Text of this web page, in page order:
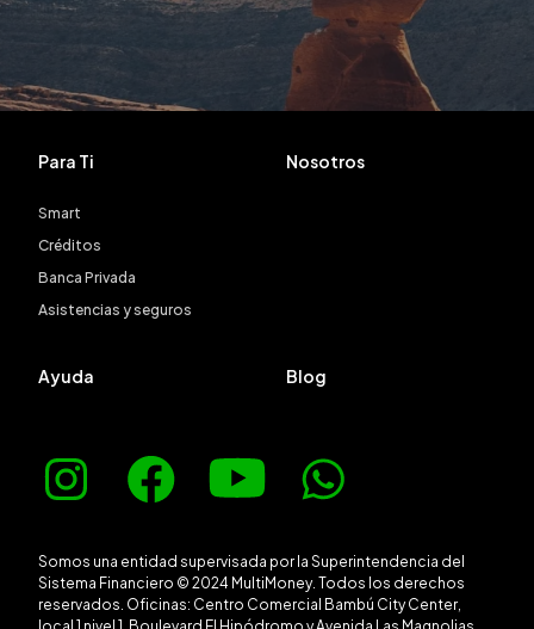
Somos una entidad supervisada por la Superintendencia del
Sistema Financiero © 2024 MultiMoney. Todos los derechos
reservados. Oficinas: Centro Comercial Bambú City Center,
Para Ti
Smart
Créditos
Banca Privada
Asistencias y seguros
Nosotros
Ayuda Blog